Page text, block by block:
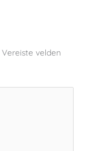
Vereiste velden